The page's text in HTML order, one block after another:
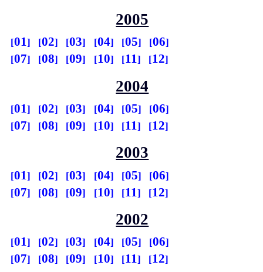
2005
01 02 03 04 05
06
07
08 09 10 11 12
2004
01 02 03 04 05
06
07
08 09 10 11 12
2003
01 02 03 04 05
06
07
08 09 10 11 12
2002
01 02 03 04 05
06
07
08 09 10 11 12